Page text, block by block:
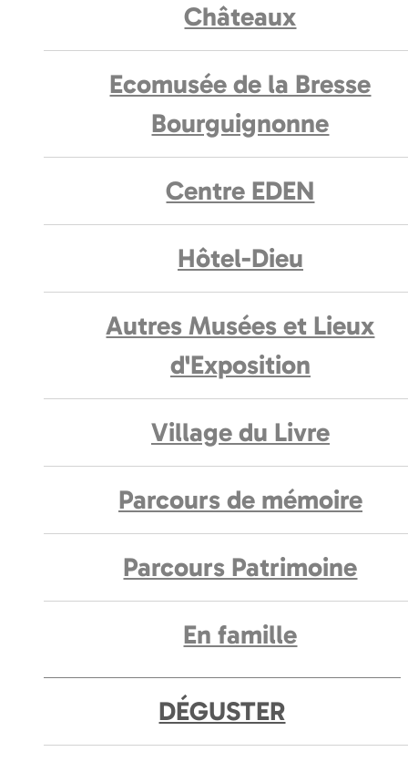
Châteaux
Ecomusée de la Bresse
Bourguignonne
Centre EDEN
Hôtel-Dieu
Autres Musées et Lieux
d'Exposition
Village du Livre
Parcours de mémoire
Parcours Patrimoine
En famille
DÉGUSTER